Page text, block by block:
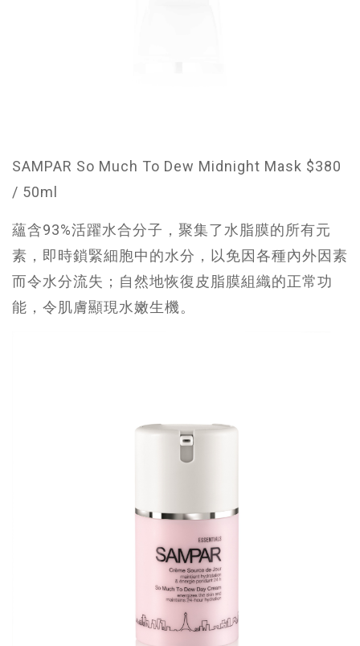
SAMPAR So Much To Dew Midnight Mask $380
/ 50ml
蘊含93%活躍水合分子，聚集了水脂膜的所有元
素，即時鎖緊細胞中的水分，以免因各種內外因素
而令水分流失；自然地恢復皮脂膜組織的正常功
能，令肌膚顯現水嫩生機。